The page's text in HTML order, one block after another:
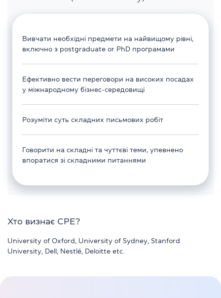
Вивчати необхідні предмети на найвищому рівні,
включно з postgraduate or PhD програмами
Ефективно вести переговори на високих посадах
у міжнародному бізнес-середовищі
Розуміти суть складних письмових робіт
Говорити на складні та чуттєві теми, упевнено
впоратися зі складними питаннями
Хто визнає CPE?
University of Oxford, University of Sydney, Stanford
University, Dell, Nestlé, Deloitte etc.